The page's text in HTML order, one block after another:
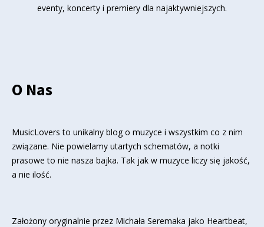
eventy, koncerty i premiery dla najaktywniejszych.
O Nas
MusicLovers to unikalny blog o muzyce i wszystkim co z nim
związane. Nie powielamy utartych schematów, a notki
prasowe to nie nasza bajka. Tak jak w muzyce liczy się jakość,
a nie ilość.
Założony oryginalnie przez Michała Seremaka jako Heartbeat,